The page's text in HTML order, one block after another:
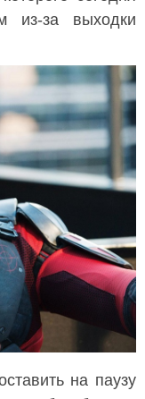
из-за выходки
на паузу